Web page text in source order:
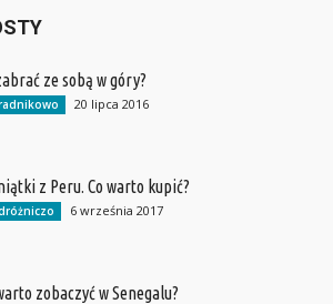
ze sobą w góry?
20 lipca 2016
z Peru. Co warto kupić?
6 września 2017
zobaczyć w Senegalu?